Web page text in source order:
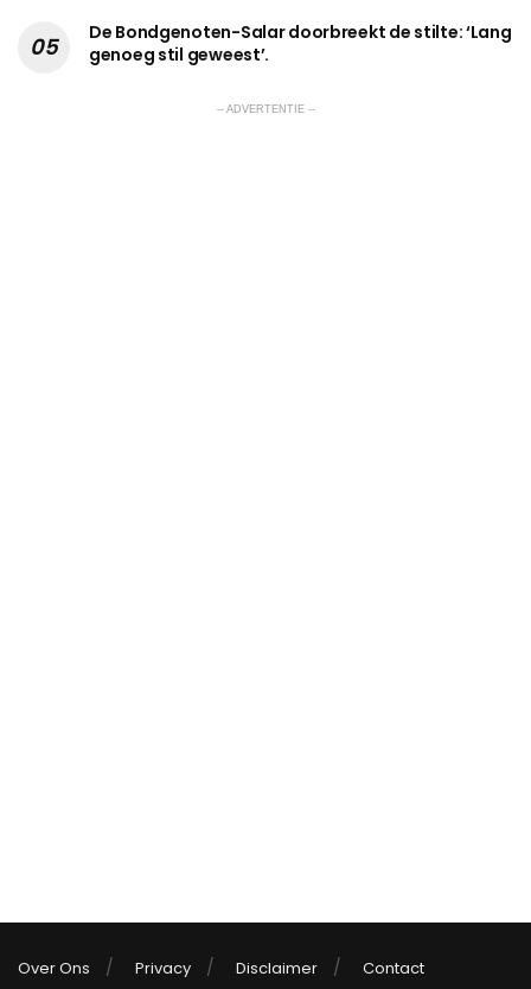
De Bondgenoten-Salar doorbreekt de stilte: ‘Lang
genoeg stil geweest’.
-- ADVERTENTIE --
Over Ons Privacy Disclaimer Contact